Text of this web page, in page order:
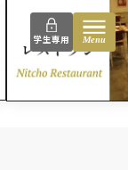
学生専用
Menu